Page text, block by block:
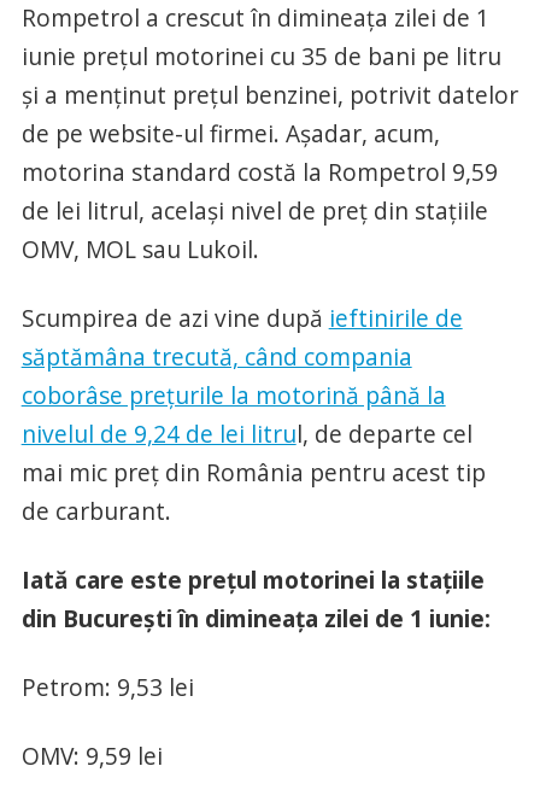
Rompetrol a crescut în dimineața zilei de 1
iunie prețul motorinei cu 35 de bani pe litru
și a menținut prețul benzinei, potrivit datelor
de pe website-ul firmei. Așadar, acum,
motorina standard costă la Rompetrol 9,59
de lei litrul, același nivel de preț din stațiile
OMV, MOL sau Lukoil.
Scumpirea de azi vine după ieftinirile de
săptămâna trecută, când compania
coborâse prețurile la motorină până la
nivelul de 9,24 de lei litrul, de departe cel
mai mic preț din România pentru acest tip
de carburant.
Iată care este prețul motorinei la stațiile
din București în dimineața zilei de 1 iunie:
Petrom: 9,53 lei
OMV: 9,59 lei